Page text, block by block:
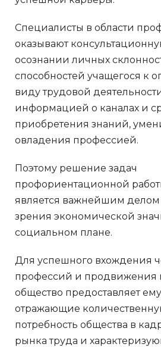
Специалисты в области
оказывают
осознании личных
способностей учащегося к
виду трудовой
информацией о каналах и
приобретения знаний,
овладения профессией.
Поэтому решение задач
профориентационной
является важнейшим делом
зрения экономической
социальном плане.
Для успешного вхождения
профессий и продвижения
общество предоставляет
отражающие
потребность общества в
рынка труда и